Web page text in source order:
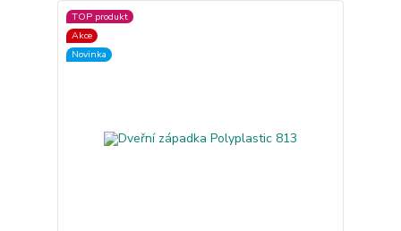
TOP produkt
Akce
Novinka